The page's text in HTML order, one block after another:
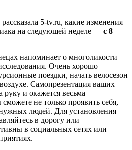
5-tv.ru, какие изменения
на следующей неделе — с 8
напоминает о многоликости
Очень хорошо
поездки, начать велосезон
Самопрезентация ваших
и окажется весьма
не только проявить себя,
людей. Для установления
в дорогу или
в социальных сетях или